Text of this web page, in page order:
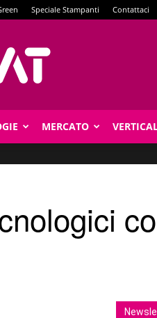
Speciale Stampanti Contattaci
MERCATO